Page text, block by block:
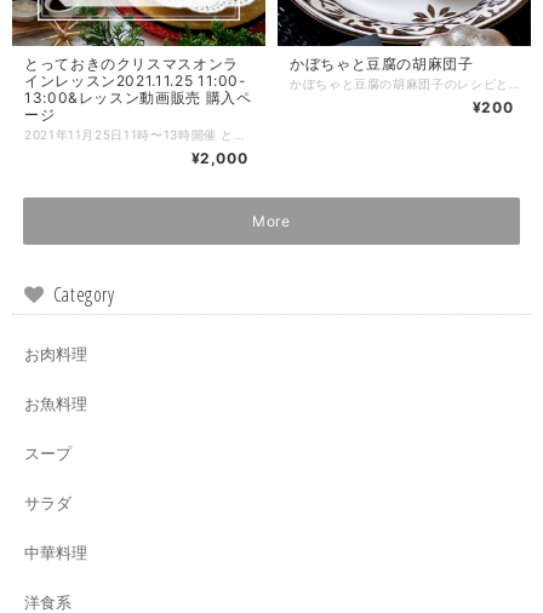
とっておきのクリスマスオンラ
インレッスン2021.11.25 11:00-
13:00&レッスン動画販売 購入ペ
ージ
¥2,000
かぼちゃと豆腐の胡麻団子
¥200
More
Category
お肉料理
お魚料理
スープ
サラダ
中華料理
洋食系